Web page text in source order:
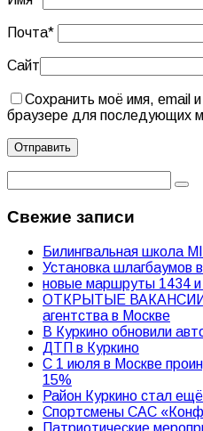
Почта*
Сайт
Сохранить моё имя, email
браузере для последующих
Свежие записи
Билингвальная школа
Установка шлагбаумов
новые маршруты 1434 и
ОТКРЫТЫЕ ВАКАНСИИ
агентства в Москве
В Куркино обновили
ДТП в Куркино
С 1 июля в Москве
15%
Район Куркино стал
Спортсмены САС
Патриотические